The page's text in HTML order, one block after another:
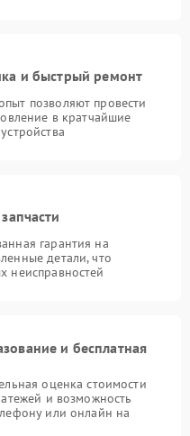
и быстрый ремонт
позволяют провести
в кратчайшие
гарантия на
детали, что
неисправностей
и бесплатная
оценка стоимости
и возможность
или онлайн на